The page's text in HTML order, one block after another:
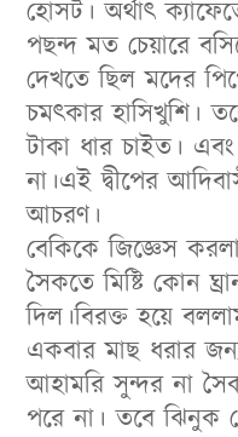
হোসট। অর্থাৎ
পছন্দ মত চেয়ারে
দেখতে ছিল মদের
চমৎকার হাসিখুশি।
টাকা ধার চাইত।
না।এই দ্বীপের
আচরণ।
বেকিকে জিজ্ঞেস
সৈকতে মিষ্টি কোন
দিল।বিরক্ত হয়ে
একবার মাছ ধরার
আহামরি সুন্দর না
পরে না। তবে ঝিনুক